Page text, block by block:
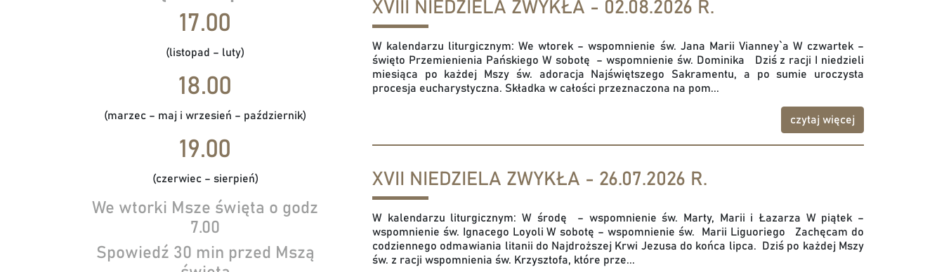
17.00
(listopad – luty)
18.00
(marzec – maj i wrzesień – październik)
19.00
(czerwiec – sierpień)
We wtorki Msze święta o godz
7.00
Spowiedź 30 min przed Mszą
XVIII NIEDZIELA ZWYKŁA - 02.08.2026 R.
W kalendarzu liturgicznym: We wtorek – wspomnienie św. Jana Marii Vianney`a W czwartek –
święto Przemienienia Pańskiego W sobotę – wspomnienie św. Dominika Dziś z racji I niedzieli
miesiąca po każdej Mszy św. adoracja Najświętszego Sakramentu, a po sumie uroczysta
procesja eucharystyczna. Składka w całości przeznaczona na pom...
czytaj więcej
XVII NIEDZIELA ZWYKŁA - 26.07.2026 R.
W kalendarzu liturgicznym: W środę – wspomnienie św. Marty, Marii i Łazarza W piątek –
wspomnienie św. Ignacego Loyoli W sobotę – wspomnienie św. Marii Liguoriego Zachęcam do
codziennego odmawiania litanii do Najdroższej Krwi Jezusa do końca lipca. Dziś po każdej Mszy
św. z racji wspomnienia św. Krzysztofa, które prze...